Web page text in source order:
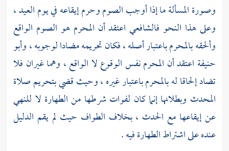
وصورة المسألة ما إذا أوجب الصوم وحرم إيقاعه في يوم العيد ،
وعلى هذا النحو فالشافعي اعتقد أن المحرم هو الصوم الواقع
وألحقه بالمحرم باعتبار أصله ، فكان تحريمه مضادا لوجوبه ، وأبو
حنيفة اعتقد أن المحرم نفس الوقوع لا الواقع ، وهما غيران فلا
تضاد إلحاقا له بالمحرم باعتبار غيره ، وحيث قضي بتحريم صلاة
المحدث وبطلانها إنما كان لفوات شرطها من الطهارة لا للنهي
عن إيقاعها مع الحدث ، بخلاف الطواف حيث لم يقم الدليل
عنده على اشتراط الطهارة فيه .